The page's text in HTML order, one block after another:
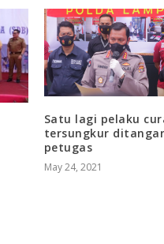
Satu lagi pelaku
tersungkur
petugas
May 24, 2021